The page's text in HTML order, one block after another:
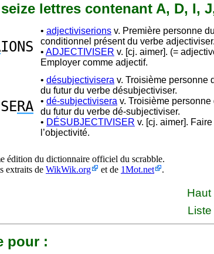
lettres contenant A, D, I,
IONS
• adjectiviserions v. Première personne
conditionnel présent du verbe adjectiviser.
• ADJECTIVISER v. [cj. aimer]. (=
Employer comme adjectif.
RA
• désubjectivisera v. Troisième personne
du futur du verbe désubjectiviser.
• dé-subjectivisera v. Troisième
du futur du verbe dé-subjectiviser.
• DÉSUBJECTIVISER v. [cj. aimer].
l’objectivité.
édition du dictionnaire officiel du scrabble.
extraits de WikWik.org et de 1Mot.net .
Haut
pour :